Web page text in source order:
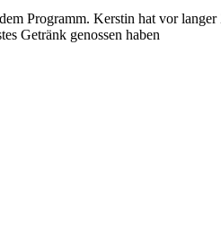
Programm. Kerstin hat vor
Getränk genossen haben